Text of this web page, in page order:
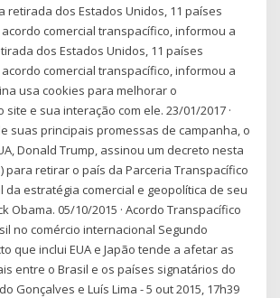
retirada dos Estados Unidos, 11 países
comercial transpacífico, informou a
dos Estados Unidos, 11 países
comercial transpacífico, informou a
usa cookies para melhorar o
e sua interação com ele. 23/01/2017 ·
suas principais promessas de campanha, o
Donald Trump, assinou um decreto nesta
para retirar o país da Parceria Transpacífico
da estratégia comercial e geopolítica de seu
Obama. 05/10/2015 · Acordo Transpacífico
no comércio internacional Segundo
que inclui EUA e Japão tende a afetar as
entre o Brasil e os países signatários do
Gonçalves e Luís Lima - 5 out 2015, 17h39